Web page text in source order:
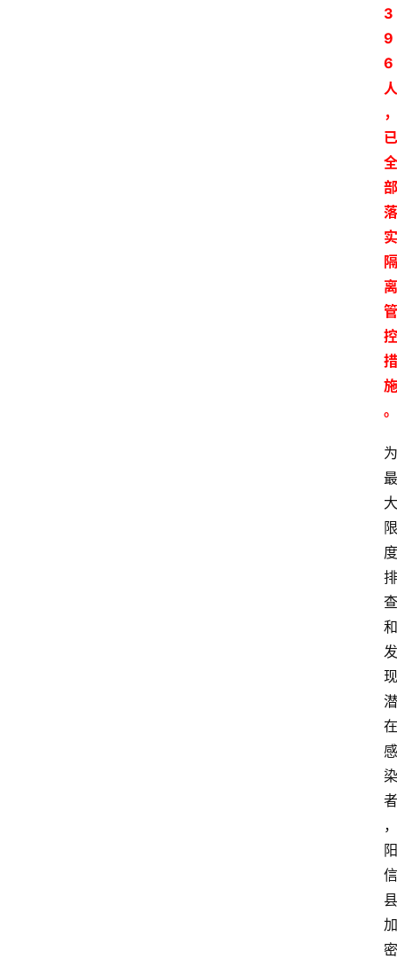
3
9
6
人
，
已
全
部
落
实
隔
离
管
控
措
施
。
为
最
大
限
度
排
查
和
发
现
潜
在
感
染
者
，
阳
信
县
加
密